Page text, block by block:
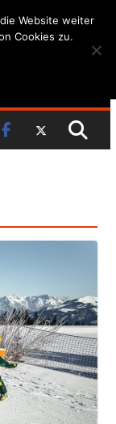
Website weiter
Cookies zu.